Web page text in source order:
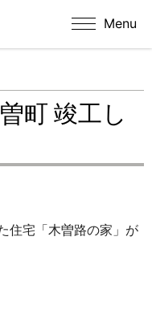
Menu
町 竣工し
住宅「木曽路の家」が